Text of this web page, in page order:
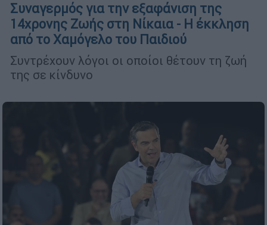
Συναγερμός για την εξαφάνιση της
14χρονης Ζωής στη Νίκαια - Η έκκληση
από το Χαμόγελο του Παιδιού
Συντρέχουν λόγοι οι οποίοι θέτουν τη ζωή
της σε κίνδυνο